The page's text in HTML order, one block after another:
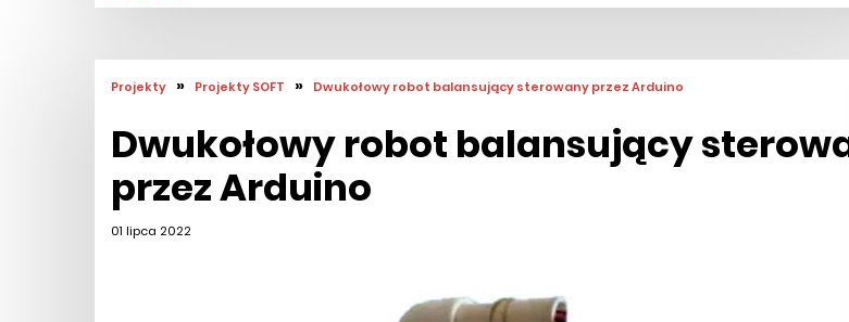
Projekty » Projekty SOFT » Dwukołowy robot balansujący sterowany przez Arduino
Dwukołowy robot balansujący
przez Arduino
01 lipca 2022